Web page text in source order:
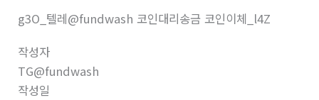
g3O_텔레@fundwash 코인대리송금 코인이체_l4Z
작성자
TG@fundwash
작성일